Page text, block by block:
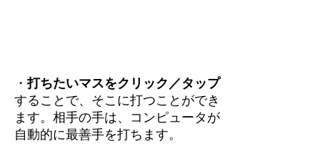
・打ちたいマスをクリック／タップ
することで、そこに打つことができ
ます。相手の手は、コンピュータが
自動的に最善手を打ちます。